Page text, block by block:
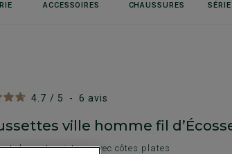
ACCESSOIRES
CHAUSSURES
SÉRIE
4.7 / 5 - 6 avis
ville homme fil
talons et pointes, avec côtes plates